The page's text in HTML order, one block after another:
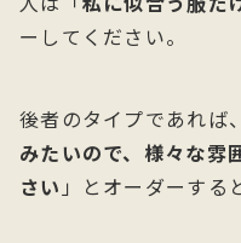
ーしてください。
後者のタイプであれば
みたいので、様々な雰
さい 」とオーダーする